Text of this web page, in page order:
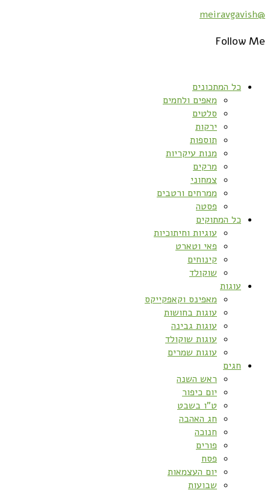
@meiravgavish
Follow Me
כל המתכונים
מאפים ולחמים
סלטים
ירקות
תוספות
מנות עיקריות
מרקים
צמחוני
ממרחים ורטבים
פסטה
כל המתוקים
עוגיות וחיתוכיות
פאי וטארט
קינוחים
שוקולד
עוגות
מאפינס וקאפקייקס
עוגות בחושות
עוגות גבינה
עוגות שוקולד
עוגות שמרים
חגים
ראש השנה
יום כיפור
ט”ו בשבט
חג האהבה
חנוכה
פורים
פסח
יום העצמאות
שבועות